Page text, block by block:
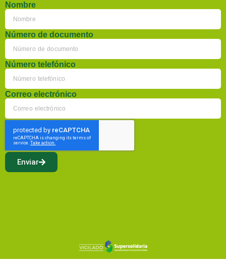
Nombre
Número de documento
Número telefónico
Correo electrónico
Enviar